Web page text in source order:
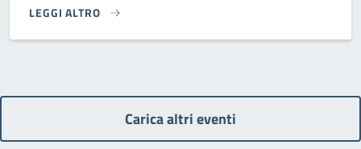
LEGGI ALTRO
LO STEMMA DI BETTOLA: IDENTITÀ, MAPPA E SIMBOLO
Carica altri eventi